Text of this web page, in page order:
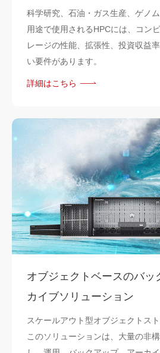
科学研究、石油・ガス生産、ゲノ
用途で使用されるHPCには、コン
レージの性能、拡張性、投資収益
い要件があります。
詳細はこちら
オブジェクトベースのバッ
カイブソリューション
スケールアウト型オブジェクトス
このソリューションは、大量の非